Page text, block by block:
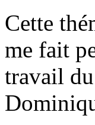
Cette
me fait
travail